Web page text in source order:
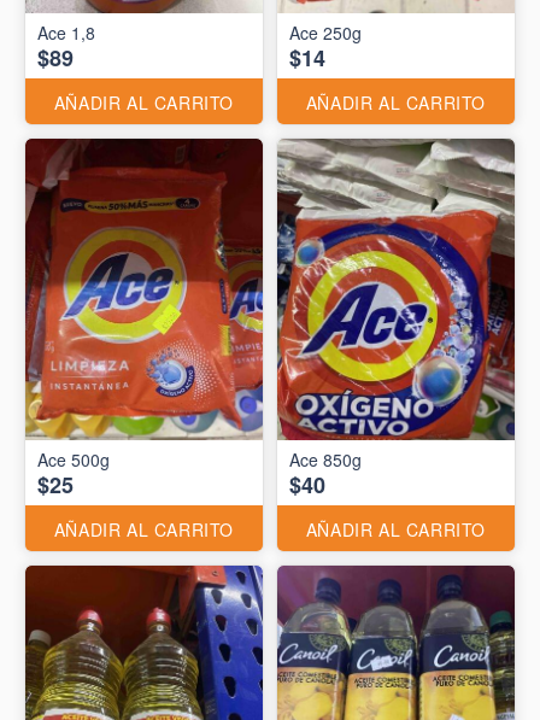
Ace 1,8
$89
AÑADIR AL CARRITO
Ace 250g
$14
AÑADIR AL CARRITO
Ace 500g
$25
AÑADIR AL CARRITO
Ace 850g
$40
AÑADIR AL CARRITO